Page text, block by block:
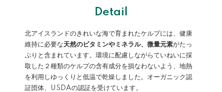
Detail
北アイスランドのきれいな海で育まれたケルプには、健康
維持に必要な天然のビタミンやミネラル、微量元素がたっ
ぷりと含まれています。環境に配慮しながらていねいに採
取した２種類のケルプの含有成分を損なわないよう、地熱
を利用しゆっくりと低温で乾燥しました。オーガニック認
証団体、USDAの認証を受けています。